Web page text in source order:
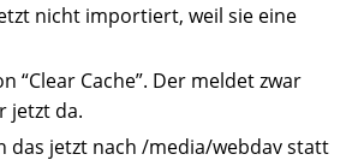
nicht importiert, weil sie eine
“Clear Cache”. Der meldet zwar
jetzt da.
das jetzt nach /media/webdav statt